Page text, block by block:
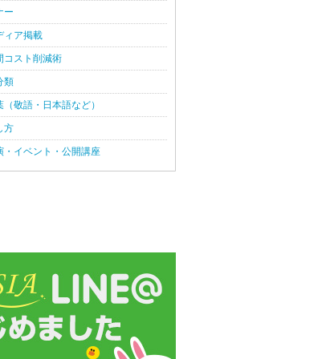
ー
ィア掲載
コスト削減術
類
（敬語・日本語など）
方
・イベント・公開講座